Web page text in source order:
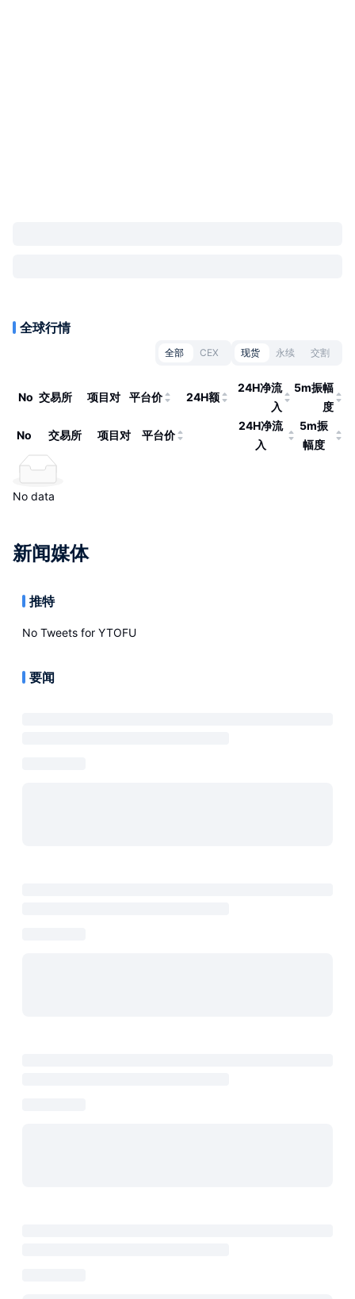
全球行情
全部 CEX 现货 永续 交割
No 交易所 项目对 平台价 24H额
24H净流
入
5m振幅
度
No 交易所 项目对 平台价
24H净流
入
5m振
幅度
No data
新闻媒体
推特
No Tweets for YTOFU
要闻